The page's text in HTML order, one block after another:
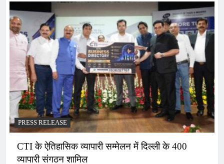
PRESS RELEASE
CTI के ऐतिहासिक व्यापारी सम्मेलन में दिल्ली के 400
व्यापारी संगठन शामिल